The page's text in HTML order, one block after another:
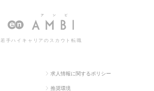
若手ハイキャリアのスカウト転職
求人情報に関するポリシー
推奨環境